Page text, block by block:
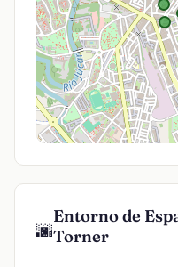
🌆
Entorno de
Torner